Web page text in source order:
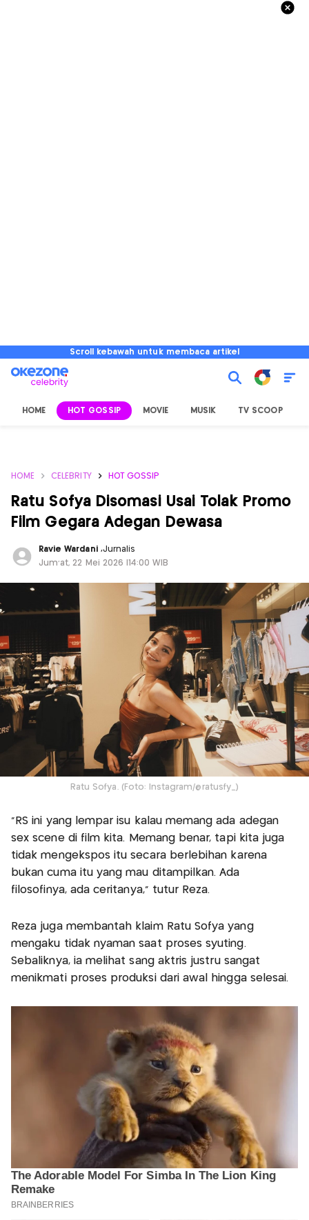
Scroll kebawah untuk membaca artikel
HOME HOT GOSSIP MOVIE MUSIK TV SCOOP
HOME CELEBRITY HOT GOSSIP
Ratu Sofya Disomasi Usai Tolak Promo
Film Gegara Adegan Dewasa
Ravie Wardani ,Jurnalis
Jum'at, 22 Mei 2026 |14:00 WIB
Ratu Sofya. (Foto: Instagram/@ratusfy_)
"RS ini yang lempar isu kalau memang ada adegan
sex scene di film kita. Memang benar, tapi kita juga
tidak mengekspos itu secara berlebihan karena
bukan cuma itu yang mau ditampilkan. Ada
filosofinya, ada ceritanya," tutur Reza.
Reza juga membantah klaim Ratu Sofya yang
mengaku tidak nyaman saat proses syuting.
Sebaliknya, ia melihat sang aktris justru sangat
menikmati proses produksi dari awal hingga selesai.